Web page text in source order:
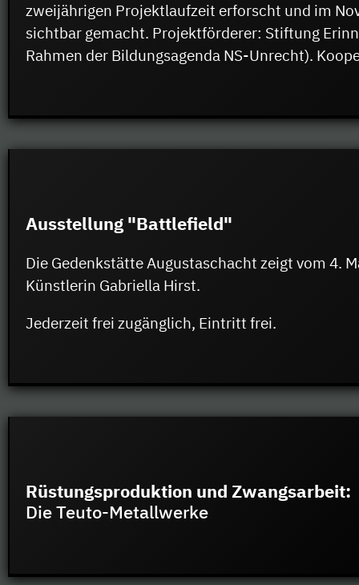
zweijährigen Projektlaufzeit erforscht und im
sichtbar gemacht. Projektförderer: Stiftung
Rahmen der Bildungsagenda NS-Unrecht).
Ausstellung "Battlefield"
Die Gedenkstätte Augustaschacht zeigt vom 4.
Künstlerin Gabriella Hirst.
Jederzeit frei zugänglich, Eintritt frei.
Rüstungsproduktion und Zwangsarbeit:
Die Teuto-Metallwerke